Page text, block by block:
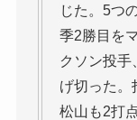
じた。5つ
季2勝目を
クソン投手
げ切った。
松山も2打